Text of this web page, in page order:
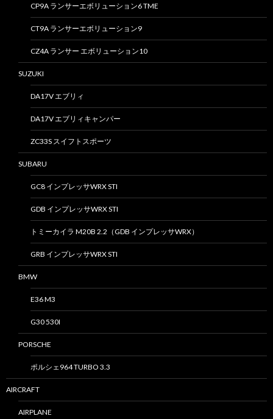
CP9A ランサーエボリューション6 TME
CT9A ランサーエボリューション9
CZ4A ランサー エボリューション10
SUZUKI
DA17V エブリィ
DA17V エブリィキャンパー
ZC33S スイフトスポーツ
SUBARU
GC8 インプレッサWRX STI
GDB インプレッサWRX STI
トミーカイラ M20B 2.2（GDB インプレッサWRX）
GRB インプレッサWRX STI
BMW
E36 M3
G30 530I
PORSCHE
ポルシェ964 TURBO 3.3
AIRCRAFT
AIRPLANE